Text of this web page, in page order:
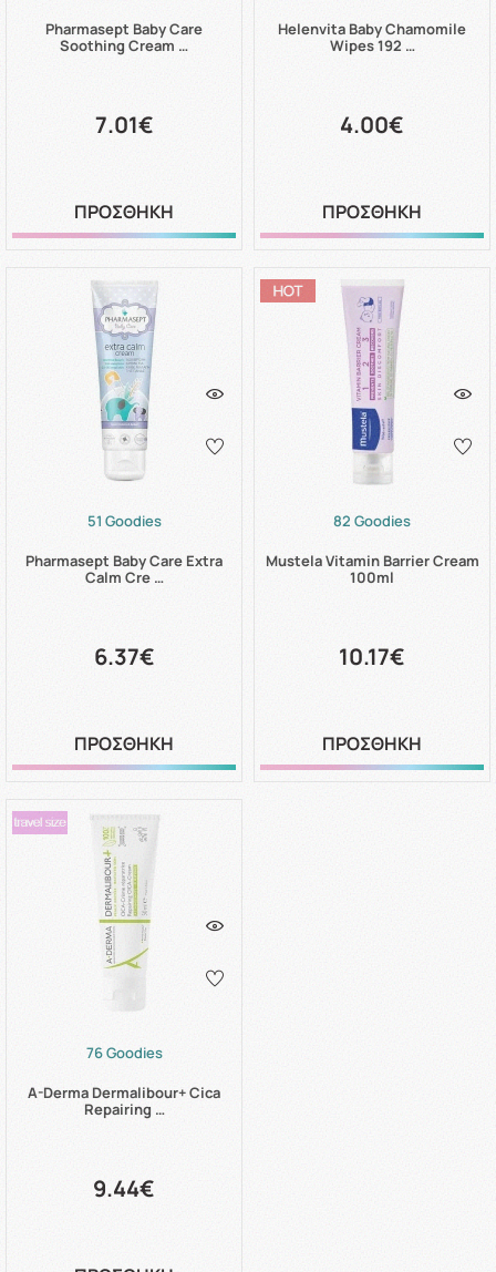
Pharmasept Baby Care
Soothing Cream …
7.01€
ΠΡΟΣΘΗΚΗ
Helenvita Baby Chamomile
Wipes 192 …
4.00€
ΠΡΟΣΘΗΚΗ
51 Goodies
Pharmasept Baby Care Extra
Calm Cre …
6.37€
ΠΡΟΣΘΗΚΗ
82 Goodies
Mustela Vitamin Barrier Cream
100ml
10.17€
ΠΡΟΣΘΗΚΗ
76 Goodies
A-Derma Dermalibour+ Cica
Repairing …
9.44€